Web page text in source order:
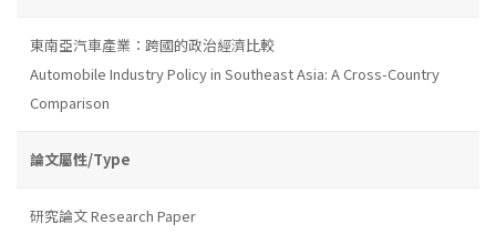
東南亞汽車產業：跨國的政治經濟比較
Automobile Industry Policy in Southeast Asia: A Cross-Country
Comparison
論文屬性/Type
研究論文 Research Paper